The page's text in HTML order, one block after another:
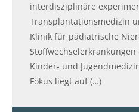
interdisziplinäre
Transplantationsmedizin
Klinik für pädiatrische
Kinder- und
Fokus liegt auf (…)